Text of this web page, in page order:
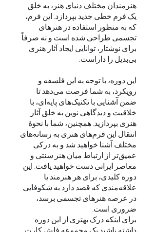
هنرمندان مختلف دنیای هنر، به خلق
یک فرم خطی جدید بپردازد. این فرم،
که به منظور استفاده در هنرهای
تجسمی طراحی شده است و نه صرفاً
برای نوشتار، توانایی ایجاد آثار هنری
این دوره، با توجه به این فلسفه و
رویکرد، به شما فرصت می‌دهد تا
ضمن آشنایی با تکنیک‌های پایه‌ای، با
خلاقیت و دیدگاهی نوین به خلق آثار
هنری بپردازید. همچنین، شما با نحوهٔ
انتقال این فرم‌های هنری به رسانه‌های
مختلف آشنا خواهید شد و به درکی
عمیق‌تر از ارتباط میان هنر سنتی و
معاصر ایرانی دست خواهید یافت. این
دوره کلیدی، برای هر هنرمند یا
علاقه‌مندی که قصد دارد به شکوفایی
در عرصه هنرهای تجسمی برسد،
برای اینکه درک بهتری از این دوره
داشته باشید یک مجموعه فلش کارت